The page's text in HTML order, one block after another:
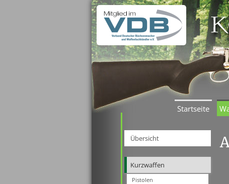
Startseite
Übersicht
Kurzwaffen
Pistolen